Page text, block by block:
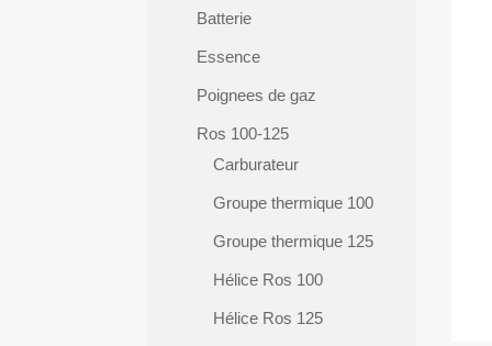
Batterie
Essence
Poignees de gaz
Ros 100-125
Carburateur
Groupe thermique 100
Groupe thermique 125
Hélice Ros 100
Hélice Ros 125